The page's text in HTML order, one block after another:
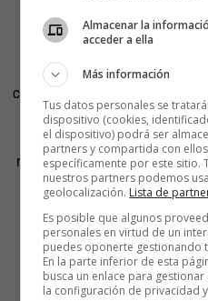
acciones de
En primer lugar, nos
conscientes de que nuestro
distinguir lo importante
preguntarnos: ¿estoy
realmente importa? Esta
decisiones más
aspiraciones
Almacenar la
acceder a ella
Más información
Tus datos personales se
dispositivo (cookies,
el dispositivo) podrá ser
partners y compartida con
específicamente por este sitio.
nuestros partners podemos
geolocalización. Lista de
Es posible que algunos
personales en virtud de un
puedes oponerte gestionando
En la parte inferior de esta
busca un enlace para
la configuración de privacidad